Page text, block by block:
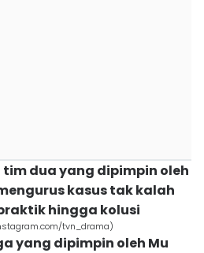
tim dua yang dipimpin oleh
kasus tak kalah
hingga kolusi
tvn_drama)
yang dipimpin oleh Mu